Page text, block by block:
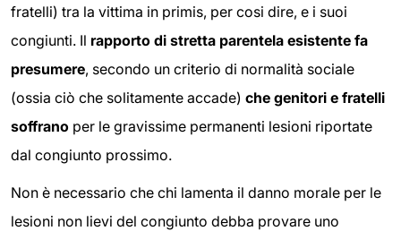
fratelli) tra la vittima in primis, per cosi dire, e i suoi
congiunti. Il rapporto di stretta parentela esistente fa
presumere, secondo un criterio di normalità sociale
(ossia ciò che solitamente accade) che genitori e fratelli
soffrano per le gravissime permanenti lesioni riportate
dal congiunto prossimo.
Non è necessario che chi lamenta il danno morale per le
lesioni non lievi del congiunto debba provare uno